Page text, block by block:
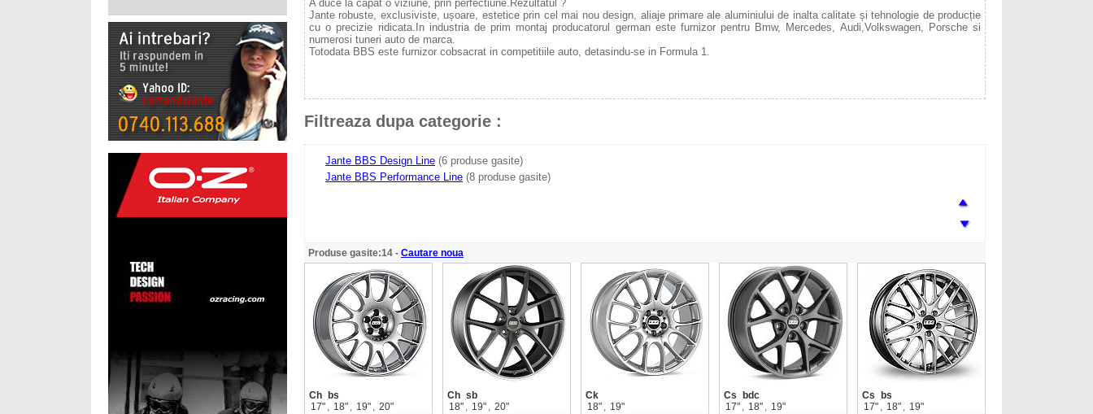
A duce la capat o viziune, prin perfectiune.Rezultatul ?
Jante robuste, exclusiviste, ușoare, estetice prin cel mai nou design, aliaje primare ale aluminiului de inalta calitate și tehnologie de producție
cu o precizie ridicata.In industria de prim montaj producatorul german este furnizor pentru Bmw, Mercedes, Audi,Volkswagen, Porsche si
numerosi tuneri auto de marca.
Totodata BBS este furnizor cobsacrat in competitiile auto, detasindu-se in Formula 1.
Filtreaza dupa categorie :
Jante BBS Design Line (6 produse gasite)
Jante BBS Performance Line (8 produse gasite)
Produse gasite:14 - Cautare noua
Ch_bs
17" , 18" , 19" , 20"
Ch_sb
18" , 19" , 20"
Ck
18" , 19"
Cs_bdc
17" , 18" , 19"
Cs_bs
17" , 18" , 19"